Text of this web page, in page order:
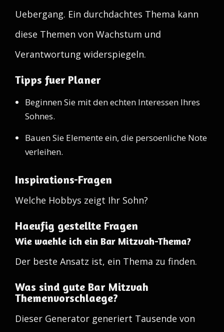
Uebergang. Ein durchdachtes Thema kann
diese Themen von Wachstum und
Verantwortung widerspiegeln.
Tipps fuer Planer
Beginnen Sie mit den echten Interessen Ihres
Sohnes.
Bauen Sie Elemente ein, die persoenliche Note
verleihen.
Inspirations-Fragen
Welche Hobbys zeigt Ihr Sohn?
Haeufig gestellte Fragen
Wie waehle ich ein Bar Mitzvah-Thema?
Der beste Ansatz ist, ein Thema zu finden.
Was sind gute Bar Mitzvah
Themenvorschlaege?
Dieser Generator generiert Tausende von